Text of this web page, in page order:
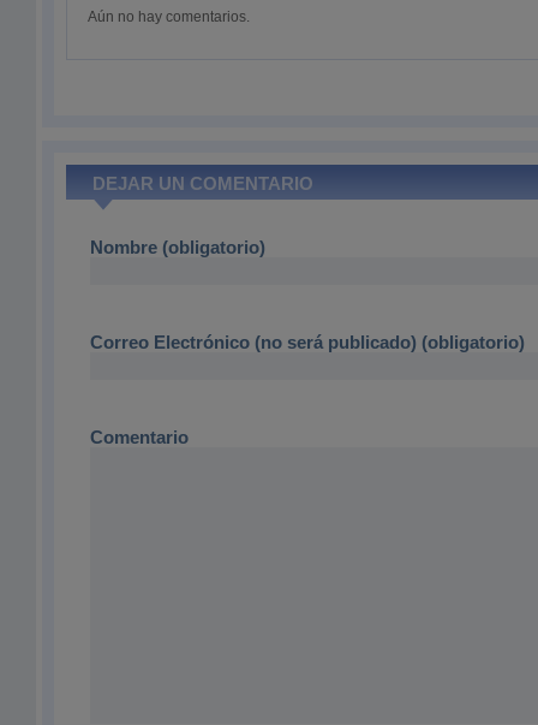
Aún no hay comentarios.
DEJAR UN COMENTARIO
Nombre (obligatorio)
Correo Electrónico (no será publicado) (obligatorio)
Comentario